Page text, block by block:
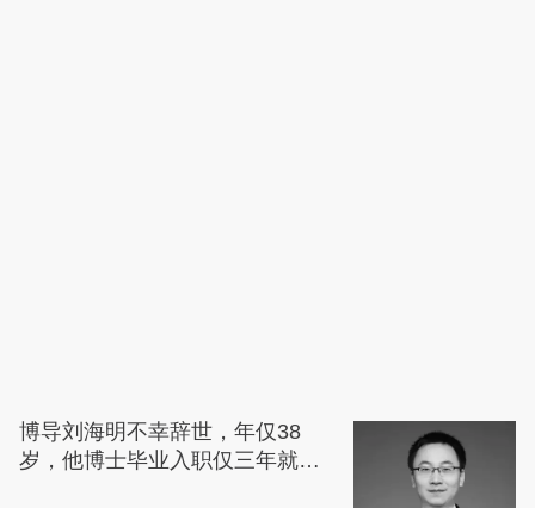
博导刘海明不幸辞世，年仅38
岁，他博士毕业入职仅三年就晋